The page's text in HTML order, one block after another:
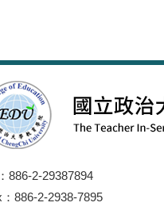
886-2-29387894
：886-2-2938-7895